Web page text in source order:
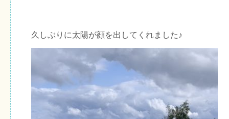
久しぶりに太陽が顔を出してくれました♪